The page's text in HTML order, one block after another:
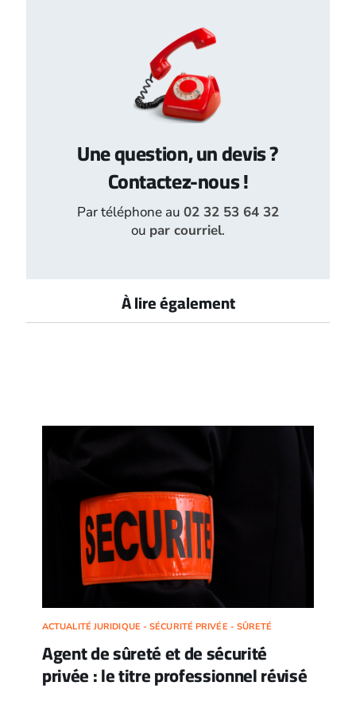
Une question, un devis ?
Contactez-nous !
Par téléphone au 02 32 53 64 32
ou par courriel.
À lire également
ACTUALITÉ JURIDIQUE - SÉCURITÉ PRIVÉE - SÛRETÉ
Agent de sûreté et de sécurité
privée : le titre professionnel révisé